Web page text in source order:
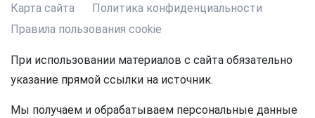
Карта сайта
Политика конфиденциальности
Правила пользования cookie
При использовании материалов с сайта обязательно
указание прямой ссылки на источник.
Мы получаем и обрабатываем персональные данные